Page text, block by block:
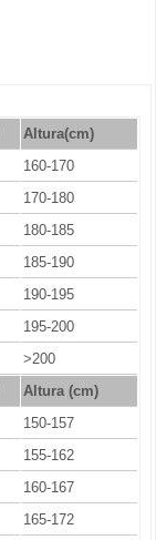
Altura(cm)
160-170
170-180
180-185
185-190
190-195
195-200
>200
Altura (cm)
150-157
155-162
160-167
165-172